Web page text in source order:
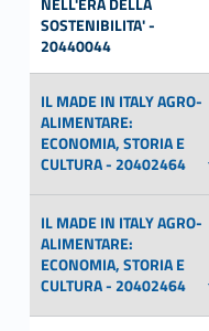
SOSTENIBILITA' -
20440044
IL MADE IN ITALY AGRO-
ALIMENTARE:
ECONOMIA, STORIA E
CULTURA - 20402464
IL MADE IN ITALY AGRO-
ALIMENTARE:
ECONOMIA, STORIA E
CULTURA - 20402464